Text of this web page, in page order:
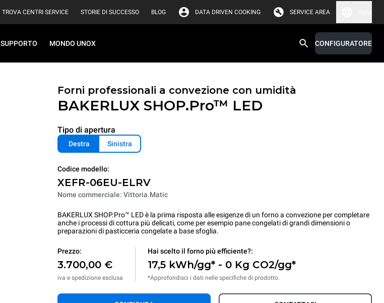
TROVA CENTRI SERVICE STORIE DI SUCCESSO BLOG DATA DRIVEN COOKING SERVICE AREA
SUPPORTO MONDO UNOX CONFIGURATORE
Forni professionali a convezione con umidità
BAKERLUX SHOP.Pro™ LED
Tipo di apertura
Destra Sinistra
Codice modello:
XEFR-06EU-ELRV
Nome commerciale: Vittoria.Matic
BAKERLUX SHOP.Pro™ LED è la prima risposta alle esigenze di un forno a convezione per completare
anche i processi di cottura più delicati, come per esempio pane congelati di grandi dimensioni o
preparazioni di pasticceria congelate a base sfoglia.
Prezzo:
3.700,00 €
iva e spedizione esclusa
Hai scelto il forno più efficiente?:
17,5 kWh/gg* - 0 Kg CO2/gg*
*Approfondisci i dati nelle specifiche di prodotto.